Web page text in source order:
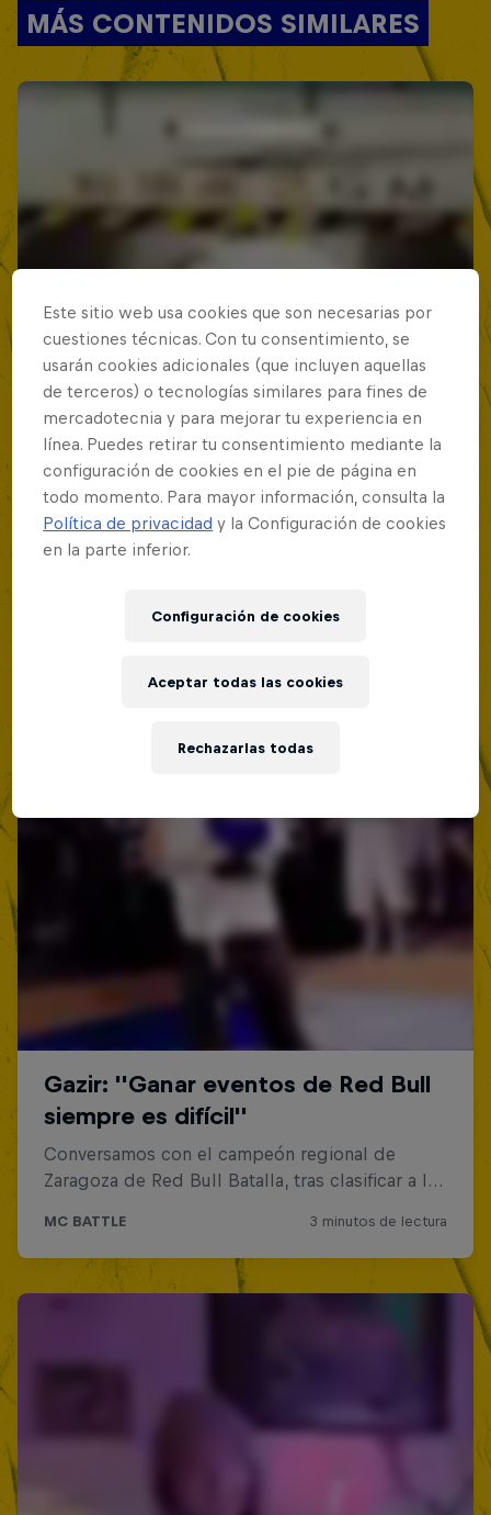
MÁS CONTENIDOS SIMILARES
Este sitio web usa cookies que son necesarias por
cuestiones técnicas. Con tu consentimiento, se
usarán cookies adicionales (que incluyen aquellas
de terceros) o tecnologías similares para fines de
mercadotecnia y para mejorar tu experiencia en
línea. Puedes retirar tu consentimiento mediante la
configuración de cookies en el pie de página en
todo momento. Para mayor información, consulta la
Política de privacidad y la Configuración de cookies
en la parte inferior.
Configuración de cookies
Rechazarlas todas
Aceptar todas las cookies